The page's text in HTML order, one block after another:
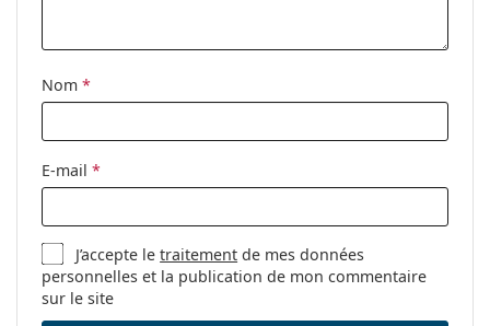
Autres
Sexe:
Marque:
Nom *
E-mail *
J’accepte letraitement de mes données
personnelles et la publication de mon commentaire
sur le site